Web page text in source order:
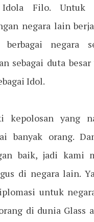
Filo. Untuk
negara lain
berbagai negara
sebagai duta
Idol.
kepolosan yang
banyak orang.
baik, jadi kami
di negara lain.
untuk
di dunia Glass